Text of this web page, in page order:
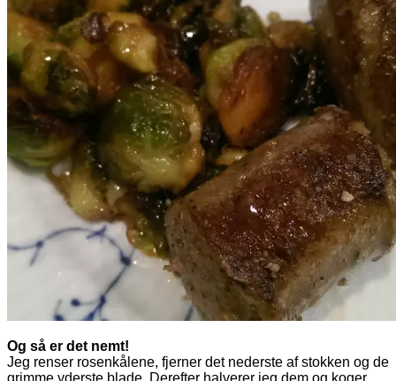
Og så er det nemt!
Jeg renser rosenkålene, fjerner det nederste af stokken og de